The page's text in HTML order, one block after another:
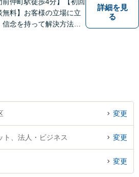
無料】お客様の立場に立
信念を持って解決方法を
詳細を見
る
変更
ト、法人・ビジネス 変更
変更